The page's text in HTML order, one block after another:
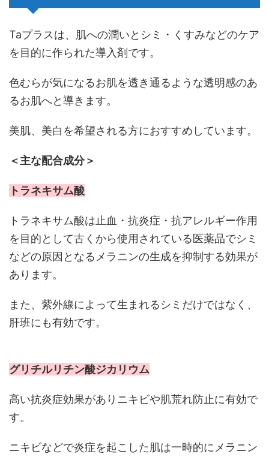
Taプラスは、肌への潤いとシミ・くすみなどのケア
を目的に作られた導入剤です。
色むらが気になるお肌を透き通るような透明感のあ
るお肌へと導きます。
美肌、美白を希望される方におすすめしています。
＜主な配合成分＞
トラネキサム酸
トラネキサム酸は止血・抗炎症・抗アレルギー作用
を目的として古くから使用されている医薬品でシミ
などの原因となるメラニンの生成を抑制する効果が
あります。
また、紫外線によって生まれるシミだけではなく、
肝班にも有効です。
グリチルリチン酸ジカリウム
高い抗炎症効果がありニキビや肌荒れ防止に有効で
す。
ニキビなどで炎症を起こした肌は一時的にメラニン